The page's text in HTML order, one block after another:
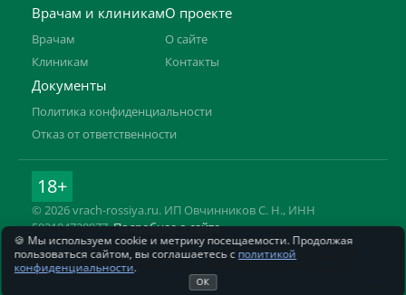
Врачам и клиникам
Врачам
Клиникам
О проекте
О сайте
Контакты
Документы
Политика конфиденциальности
Отказ от ответственности
18+
© 2026 vrach-rossiya.ru. ИП Овчинников С. Н., ИНН
592104728977.Подробнее о сайте
Информация на сайте не заменяет приём врача. Имеются
противопоказания, необходима консультация специалиста.
🍪 Мы используем cookie и метрику посещаемости. Продолжая
пользоваться сайтом, вы соглашаетесь с политикой
конфиденциальности.
ОК